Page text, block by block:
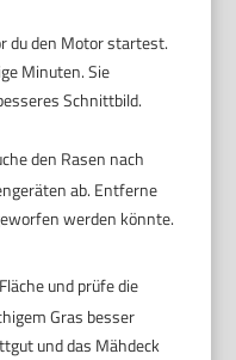
du den Motor startest.
Minuten. Sie
Schnittbild.
den Rasen nach
ab. Entferne
werden könnte.
und prüfe die
Gras besser
und das Mähdeck